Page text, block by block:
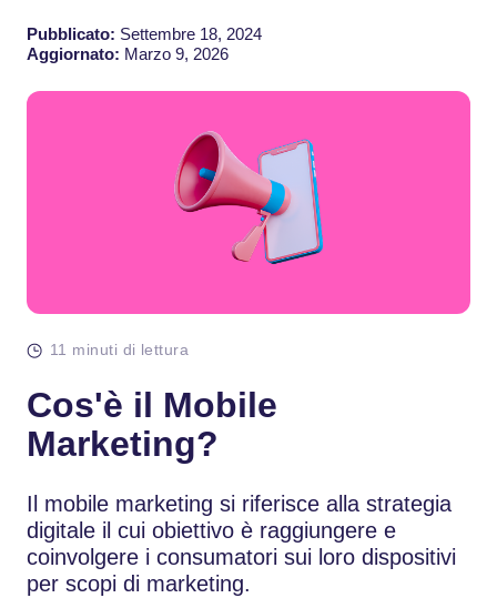
Pubblicato: Settembre 18, 2024
Aggiornato: Marzo 9, 2026
11 minuti di lettura
Cos'è il Mobile
Marketing?
Il mobile marketing si riferisce alla strategia
digitale il cui obiettivo è raggiungere e
coinvolgere i consumatori sui loro dispositivi
per scopi di marketing.